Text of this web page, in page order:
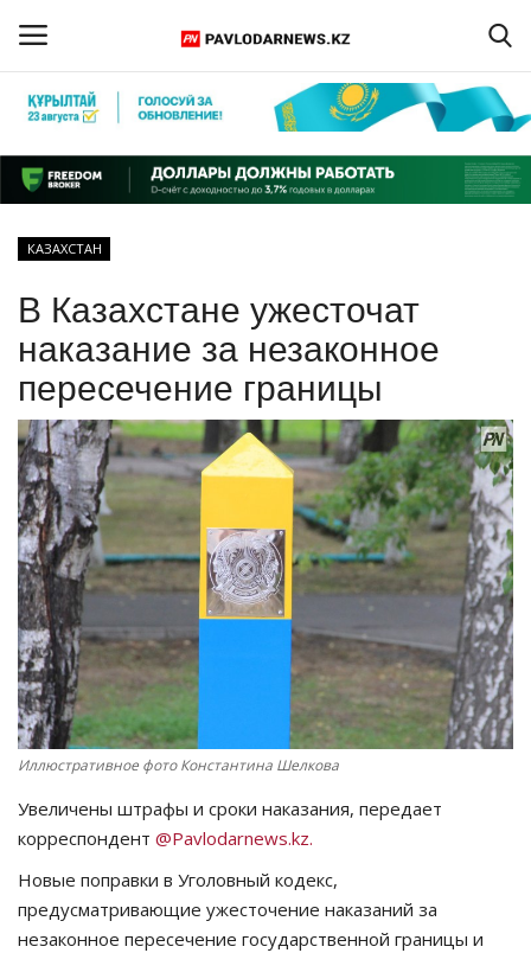
Регистрация
Главная
ПАВЛОДАРСКАЯ ОБЛАСТЬ
КАЗАХСТАН
МИР
СПЕЦПРОЕКТЫ
СПОРТ
Чек-лист
РАЗВЛЕЧЕНИЯ
OFFICIAL
Курултай
Язык
Қазақша Русский
КАЗАХСТАН
В Казахстане ужесточат
наказание за незаконное
пересечение границы
Иллюстративное фото Константина Шелкова
Увеличены штрафы и сроки наказания, передает
корреспондент @Pavlodarnews.kz.
Новые поправки в Уголовный кодекс,
предусматривающие ужесточение наказаний за
незаконное пересечение государственной границы и